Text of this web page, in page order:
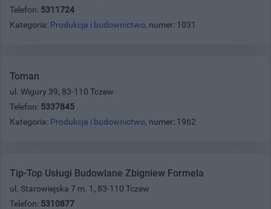
Telefon: 5311724
Kategoria: Produkcja i budownictwo, numer: 1031
Toman
ul. Wigury 39, 83-110 Tczew
Telefon: 5337845
Kategoria: Produkcja i budownictwo, numer: 1962
Tip-Top Usługi Budowlane Zbigniew Formela
ul. Starowiejska 7 m. 1, 83-110 Tczew
Telefon: 5310877